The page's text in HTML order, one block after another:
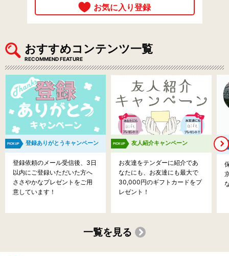
おすすめコンテンツ一覧
RECOMMEND FEATURE
登録ありがとうキャンペーン
登録依頼のメール受信後、3日
以内にご登録いただいた方へ
ささやかなプレゼントをご用
意しています！
友人紹介キャンペーン
お友達をテンダーに紹介であ
なたにも、お友達にも最大で
30,000円のギフトカードをプ
レゼント！
一覧を見る